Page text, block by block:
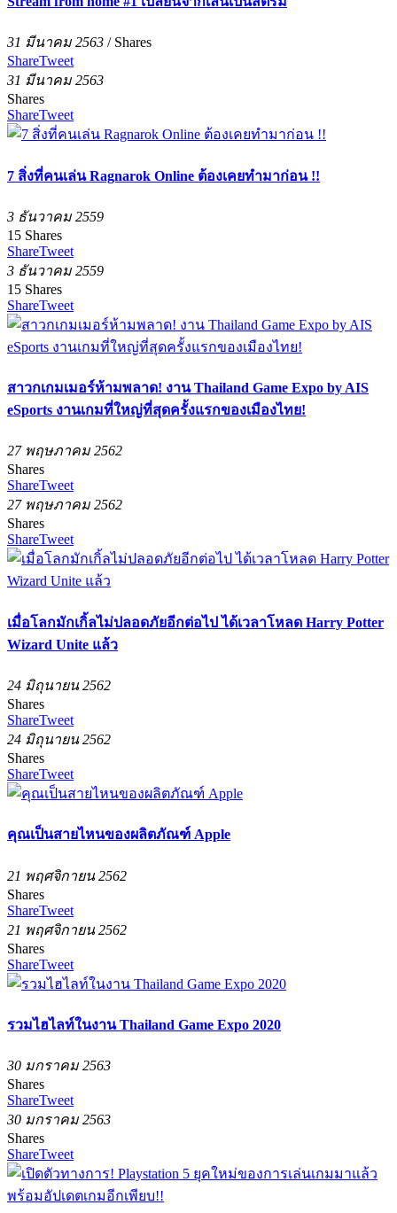
31 มีนาคม 2563 / Shares
ShareTweet
31 มีนาคม 2563
Shares
ShareTweet
7 สิ่งที่คนเล่น Ragnarok Online ต้องเคยทำมาก่อน !!
3 ธันวาคม 2559
15 Shares
ShareTweet
3 ธันวาคม 2559
15 Shares
ShareTweet
สาวกเกมเมอร์ห้ามพลาด! งาน Thailand Game Expo by AIS
eSports งานเกมที่ใหญ่ที่สุดครั้งแรกของเมืองไทย!
27 พฤษภาคม 2562
Shares
ShareTweet
27 พฤษภาคม 2562
Shares
ShareTweet
เมื่อโลกมักเกิ้ลไม่ปลอดภัยอีกต่อไป ได้เวลาโหลด Harry Potter
Wizard Unite แล้ว
24 มิถุนายน 2562
Shares
ShareTweet
24 มิถุนายน 2562
Shares
ShareTweet
คุณเป็นสายไหนของผลิตภัณฑ์ Apple
21 พฤศจิกายน 2562
Shares
ShareTweet
21 พฤศจิกายน 2562
Shares
ShareTweet
รวมไฮไลท์ในงาน Thailand Game Expo 2020
30 มกราคม 2563
Shares
ShareTweet
30 มกราคม 2563
Shares
ShareTweet